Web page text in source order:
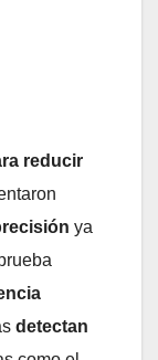
reducir
ya
detectan